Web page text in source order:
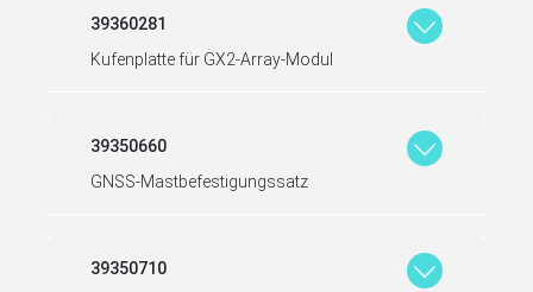
39360281
Kufenplatte für GX2-Array-Modul
39350660
GNSS-Mastbefestigungssatz
39350710